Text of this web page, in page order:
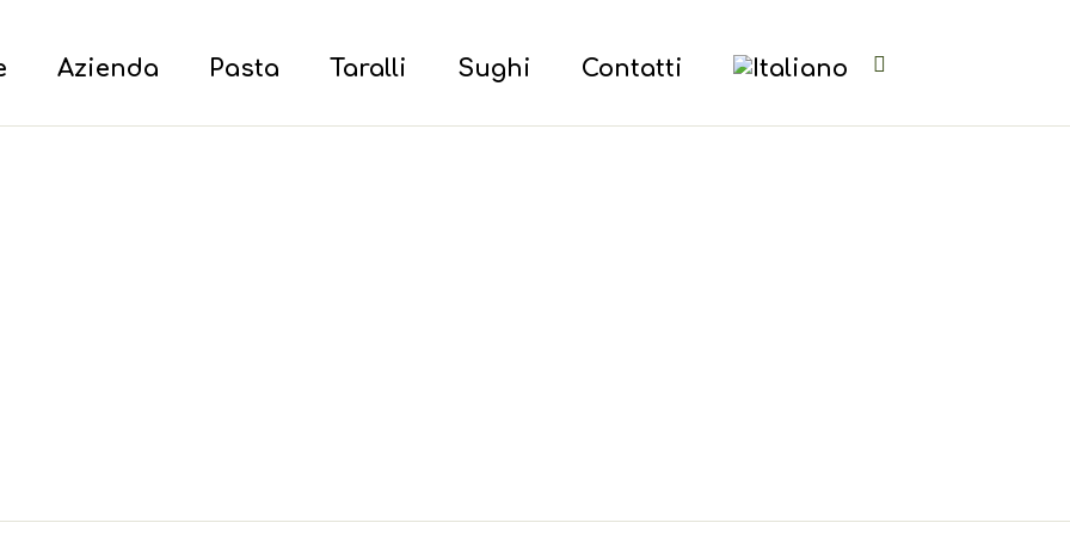
Azienda Pasta Taralli Sughi Contatti